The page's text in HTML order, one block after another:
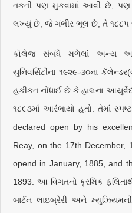
તકતી પણ મુકવામાં આવી છે, પણ
લખ્યું છે, જે ગંભીર ભૂલ છે, તે
કૉલેજ સંબંધે મળેલાં અન્ય
યુનિવર્સિટીના ૧૯૨૯-૩૦ના
હકીકત નોંધાઈ છે કે હાલના
૧૮૯૩માં આરંભાયો હતો. તેમાં
declared open by his
Reay, on the 17th December,
opend in January, 1885, and
1893. આ વિગતનો ક્રમિક
બાર્ટન લાઇબ્રેરી અને